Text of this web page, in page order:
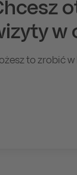
w
to zrobić w